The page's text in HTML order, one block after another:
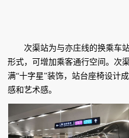
次渠站为与亦庄线的换乘车
形式，可增加乘客通行空间。次
满“十字星”装饰，站台座椅设计
感和艺术感。